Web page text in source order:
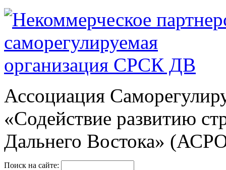
Ассоциация
«Содействие развитию
Дальнего Востока»
Поиск на сайте: